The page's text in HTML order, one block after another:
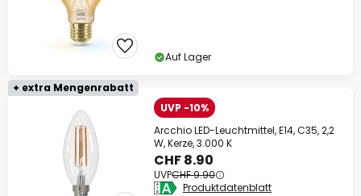
Auf Lager
+ extra Mengenrabatt
UVP -10%
Arcchio LED-Leuchtmittel, E14, C35, 2,2
W, Kerze, 3.000 K
CHF 8.90
UVPCHF 9.90
Produktdatenblatt